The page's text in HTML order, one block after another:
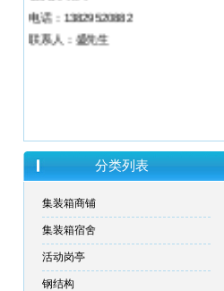
电话：13829520882
联系人：盛先生
分类列表
集装箱商铺
集装箱宿舍
活动岗亭
钢结构